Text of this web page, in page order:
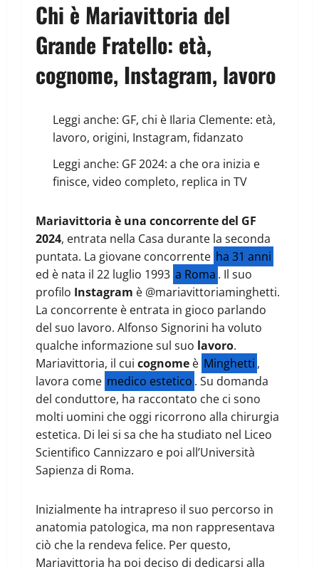
Chi è Mariavittoria del
Grande Fratello: età,
cognome, Instagram, lavoro
Leggi anche: GF, chi è Ilaria Clemente: età,
lavoro, origini, Instagram, fidanzato
Leggi anche: GF 2024: a che ora inizia e
finisce, video completo, replica in TV
Mariavittoria è una concorrente del GF
2024, entrata nella Casa durante la seconda
puntata. La giovane concorrente ha 31 anni
ed è nata il 22 luglio 1993 a Roma . Il suo
profilo Instagram è @mariavittoriaminghetti.
La concorrente è entrata in gioco parlando
del suo lavoro. Alfonso Signorini ha voluto
qualche informazione sul suo lavoro.
Mariavittoria, il cui cognome è Minghetti ,
lavora come medico estetico . Su domanda
del conduttore, ha raccontato che ci sono
molti uomini che oggi ricorrono alla chirurgia
estetica. Di lei si sa che ha studiato nel Liceo
Scientifico Cannizzaro e poi all’Università
Sapienza di Roma.
Inizialmente ha intrapreso il suo percorso in
anatomia patologica, ma non rappresentava
ciò che la rendeva felice. Per questo,
Mariavittoria ha poi deciso di dedicarsi alla